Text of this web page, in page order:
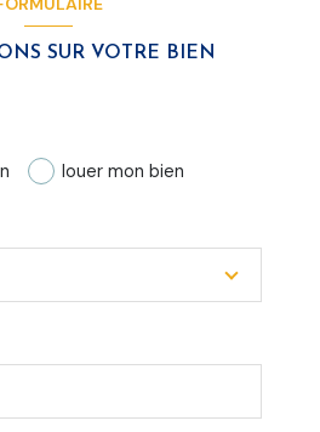
SUR VOTRE BIEN
louer mon bien